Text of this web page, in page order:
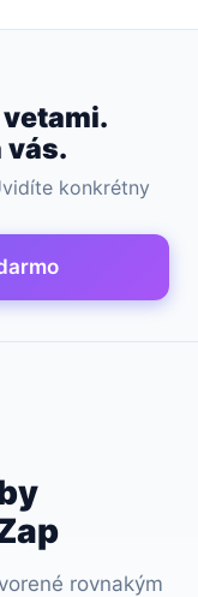
vás.
konkrétny
rovnakým